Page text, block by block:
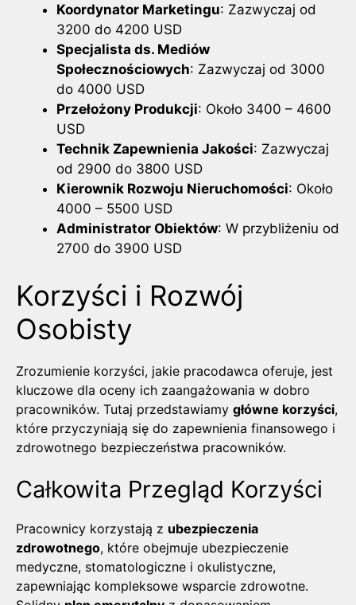
Koordynator Marketingu: Zazwyczaj od
3200 do 4200 USD
Specjalista ds. Mediów
Społecznościowych: Zazwyczaj od 3000
do 4000 USD
Przełożony Produkcji: Około 3400 – 4600
USD
Technik Zapewnienia Jakości: Zazwyczaj
od 2900 do 3800 USD
Kierownik Rozwoju Nieruchomości: Około
4000 – 5500 USD
Administrator Obiektów: W przybliżeniu od
2700 do 3900 USD
Korzyści i Rozwój
Osobisty
Zrozumienie korzyści, jakie pracodawca oferuje, jest
kluczowe dla oceny ich zaangażowania w dobro
pracowników. Tutaj przedstawiamy główne korzyści,
które przyczyniają się do zapewnienia finansowego i
zdrowotnego bezpieczeństwa pracowników.
Całkowita Przegląd Korzyści
Pracownicy korzystają z ubezpieczenia
zdrowotnego, które obejmuje ubezpieczenie
medyczne, stomatologiczne i okulistyczne,
zapewniając kompleksowe wsparcie zdrowotne.